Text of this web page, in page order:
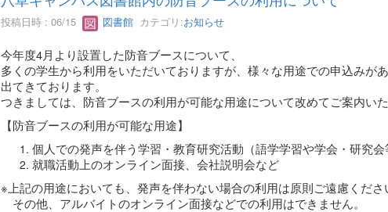
投稿日時 : 06/15 図書館カテゴリ:お知らせ
今年度4月より設置した防音ブースについて、
多くの学生から利用をいただいておりますが、様々な用途での申込みが
出てきております。
つきましては、防音ブースの利用が可能な用途について改めてご案内いた
【防音ブースの利用が可能な用途】
個人での発声を伴う学習・教育研究活動（語学学習や学会・研究会
就職活動上のオンライン面接、会社説明会など
※上記の用途においても、発声を伴わない場合の利用は原則ご遠慮くださ
その他、アルバイトのオンライン面接などでの利用はできません。